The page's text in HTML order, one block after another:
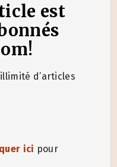
est
d’articles
ici pour